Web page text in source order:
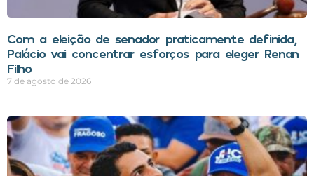
Com a eleição de senador praticamente definida,
Palácio vai concentrar esforços para eleger Renan
Filho
7 de agosto de 2026